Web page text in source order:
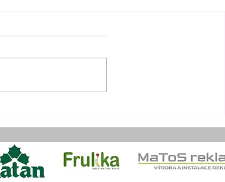
Rok 2017 pro psovody K9
symbolicky i ve svém úplném